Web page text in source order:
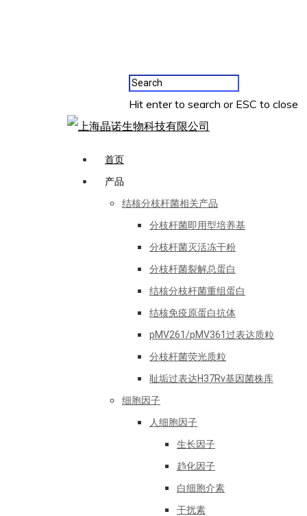
Hit enter to search or ESC to close
首页
产品
结核分枝杆菌相关产品
分枝杆菌即用型培养基
分枝杆菌灭活冻干粉
分枝杆菌裂解总蛋白
结核分枝杆菌重组蛋白
结核免疫原蛋白抗体
pMV261/pMV361过表达质粒
分枝杆菌荧光质粒
耻垢过表达H37Rv基因菌株库
细胞因子
人细胞因子
生长因子
趋化因子
白细胞介素
干扰素